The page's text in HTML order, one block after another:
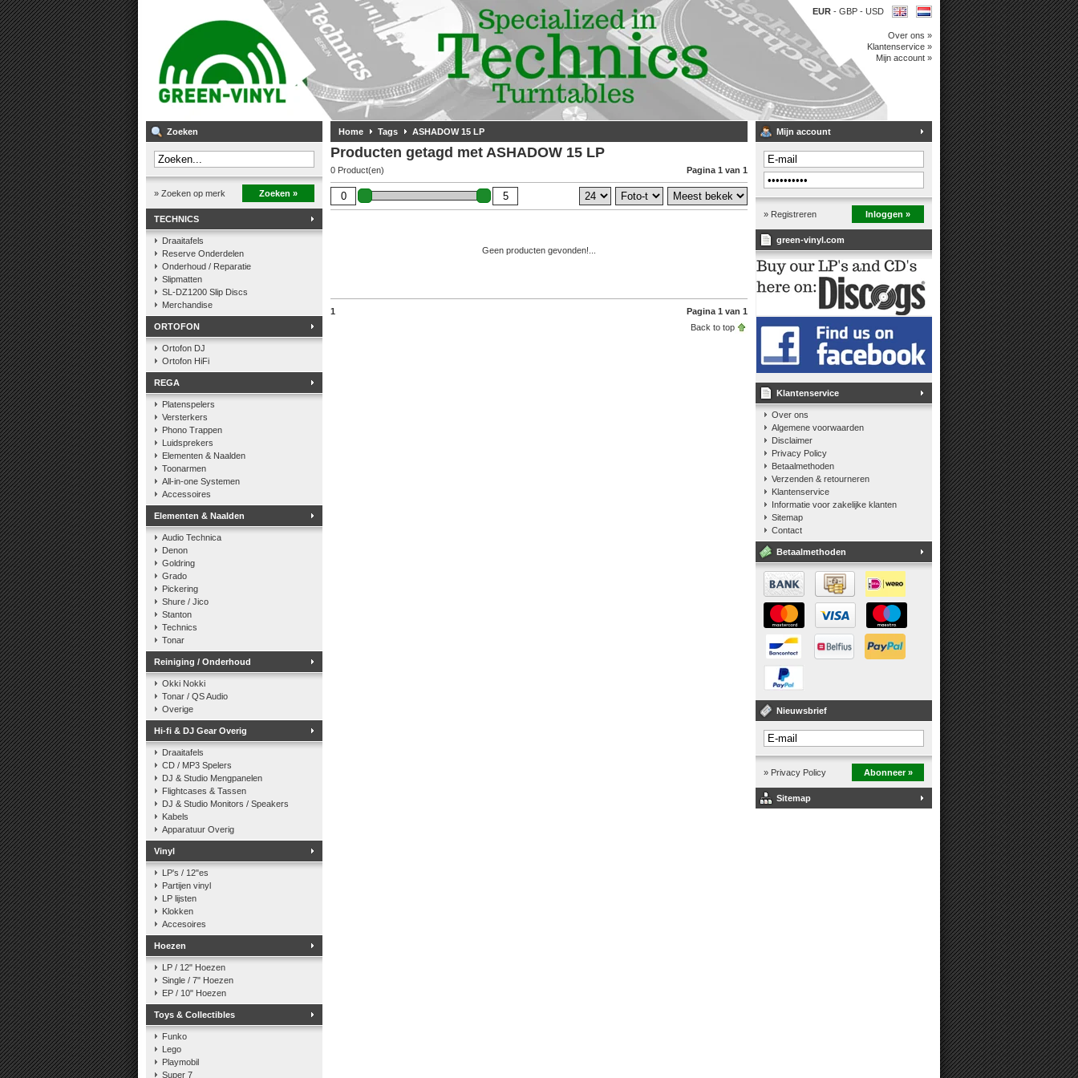
EUR - GBP - USD
Over ons »
Klantenservice »
Mijn account »
Zoeken
» Zoeken op merk Zoeken »
TECHNICS
Draaitafels
Reserve Onderdelen
Onderhoud / Reparatie
Slipmatten
SL-DZ1200 Slip Discs
Merchandise
ORTOFON
Ortofon DJ
Ortofon HiFi
REGA
Platenspelers
Versterkers
Phono Trappen
Luidsprekers
Elementen & Naalden
Toonarmen
All-in-one Systemen
Accessoires
Elementen & Naalden
Audio Technica
Denon
Goldring
Grado
Pickering
Shure / Jico
Stanton
Technics
Tonar
Reiniging / Onderhoud
Okki Nokki
Tonar / QS Audio
Overige
Hi-fi & DJ Gear Overig
Draaitafels
CD / MP3 Spelers
DJ & Studio Mengpanelen
Flightcases & Tassen
DJ & Studio Monitors / Speakers
Kabels
Apparatuur Overig
Vinyl
LP's / 12"es
Partijen vinyl
LP lijsten
Klokken
Accesoires
Hoezen
LP / 12" Hoezen
Single / 7" Hoezen
EP / 10" Hoezen
Toys & Collectibles
Funko
Lego
Playmobil
Super 7
Home Tags ASHADOW 15 LP
Producten getagd met ASHADOW 15 LP
0 Product(en) Pagina 1 van 1
Geen producten gevonden!...
1
Pagina 1 van 1
Back to top
Mijn account
» Registreren Inloggen »
green-vinyl.com
Klantenservice
Over ons
Algemene voorwaarden
Disclaimer
Privacy Policy
Betaalmethoden
Verzenden & retourneren
Klantenservice
Informatie voor zakelijke klanten
Sitemap
Contact
Betaalmethoden
Nieuwsbrief
» Privacy Policy Abonneer »
Sitemap